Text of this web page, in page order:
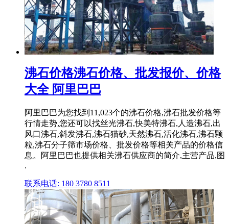
沸石价格沸石价格、批发报价、价格
大全 阿里巴巴
阿里巴巴为您找到11,023个的沸石价格,沸石批发价格等
行情走势,您还可以找丝光沸石,快美特沸石,人造沸石,出
风口沸石,斜发沸石,沸石猫砂,天然沸石,活化沸石,沸石颗
粒,沸石分子筛市场价格、批发价格等相关产品的价格信
息。阿里巴巴也提供相关沸石供应商的简介,主营产品,图
.
联系电话: 180 3780 8511